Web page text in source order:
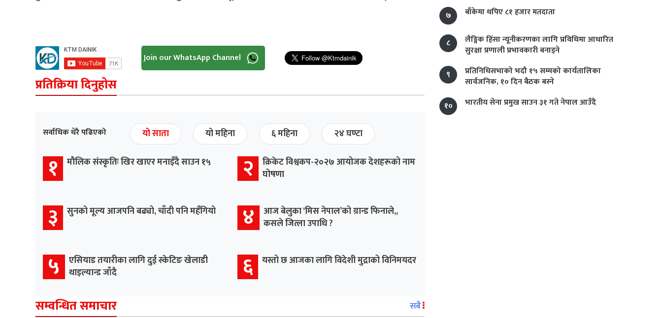
Join our WhatsApp Channel
प्रतिक्रिया दिनुहोस
सर्वाधिक धेरै पढिएको यो साता यो महिना ६ महिना २४ घण्टा
१ मौलिक संस्कृतिः खिर खाएर मनाइँदै साउन १५ २ क्रिकेट विश्वकप-२०२७ आयोजक देशहरूको नाम
घोषणा
३ सुनको मूल्य आजपनि बढ्यो, चाँदी पनि महँगियो ४ आज बेलुका ‘मिस नेपाल’को ग्रान्ड फिनाले,,
कसले जित्ला उपाधि ?
५ एसियाड तयारीका लागि दुई स्केटिङ खेलाडी
थाइल्यान्ड जाँदै
६ यस्तो छ आजका लागि विदेशी मुद्राको विनिमयदर
सम्वन्धित समाचार सबै
७ बाँकेमा थपिए ८१ हजार मतदाता
८
लैङ्गिक हिंसा न्यूनीकरणका लागि प्रविधिमा आधारित
सुरक्षा प्रणाली प्रभावकारी बनाइने
९
प्रतिनिधिसभाको भदौ १५ सम्मको कार्यतालिका
सार्वजनिक, १० दिन बैठक बस्ने
१०
भारतीय सेना प्रमुख साउन ३१ गते नेपाल आउँदै